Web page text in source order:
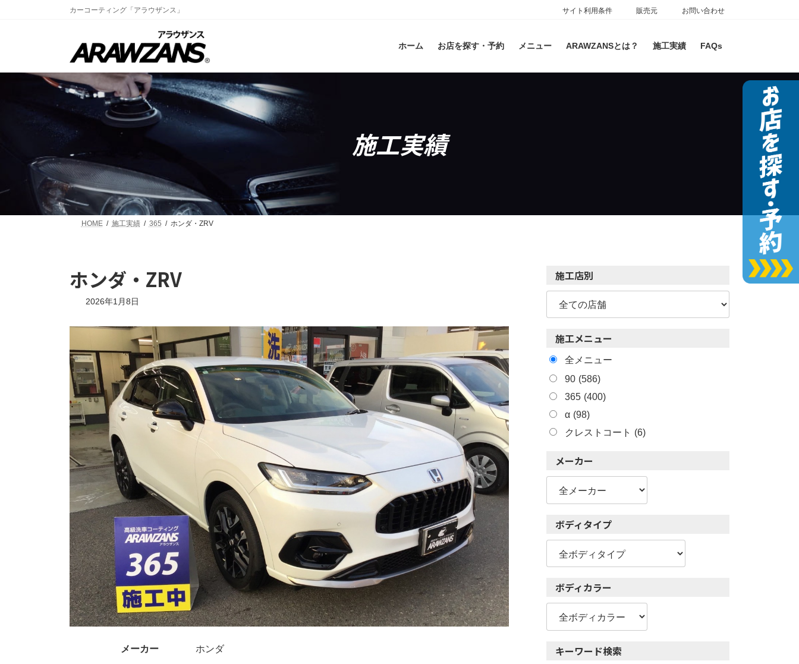
カーコーティング「アラウザンス」 サイト利用条件 販売元 お問い合わせ
ホーム お店を探す・予約 メニュー ARAWZANSとは？ 施工実績 FAQs
施工実績
HOME 施工実績 365 ホンダ・ZRV
ホンダ・ZRV
2026年1月8日
メーカー ホンダ
施工店別
施工メニュー
全メニュー
90 (586)
365 (400)
α (98)
クレストコート (6)
メーカー
ボディタイプ
ボディカラー
キーワード検索